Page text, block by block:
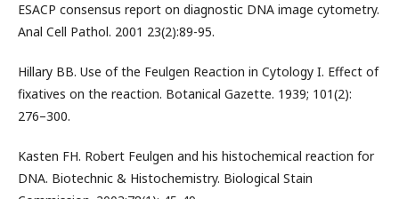
ESACP consensus report on diagnostic DNA image cytometry.
Anal Cell Pathol. 2001 23(2):89-95.
Hillary BB. Use of the Feulgen Reaction in Cytology I. Effect of
fixatives on the reaction. Botanical Gazette. 1939; 101(2):
276–300.
Kasten FH. Robert Feulgen and his histochemical reaction for
DNA. Biotechnic & Histochemistry. Biological Stain